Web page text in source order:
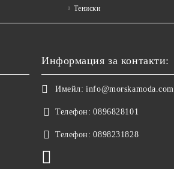
Тениски
Информация за контакти:
Имейл: info@morskamoda.com
Телефон: 0896828101
Телефон: 0898231828